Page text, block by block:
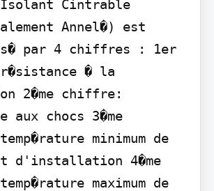
Cintrable
Annel�) est
par 4 chiffres : 1er
� la
2�me chiffre:
aux chocs 3�me
minimum de
d'installation 4�me
maximum de